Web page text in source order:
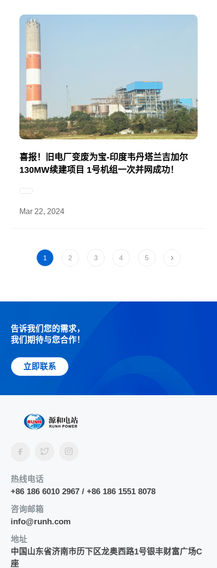
Mar 22, 2024
喜报！旧电厂变废为宝-印度韦丹塔兰吉加尔
130MW续建项目 1号机组一次并网成功！
1 2 3 4 5
告诉我们您的需求，
我们期待与您合作！
立即联系
热线电话
+86 186 6010 2967 / +86 186 1551 8078
咨询邮箱
info@runh.com
地址
中国山东省济南市历下区龙奥西路1号银丰财富广场C
座